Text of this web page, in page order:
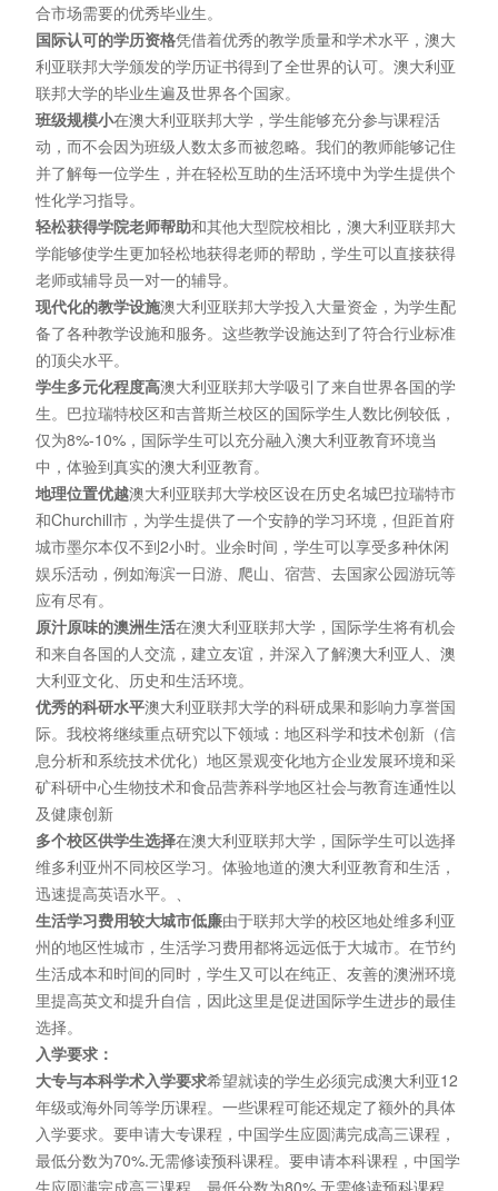
合市场需要的优秀毕业生。
国际认可的学历资格凭借着优秀的教学质量和学术水平，澳大
利亚联邦大学颁发的学历证书得到了全世界的认可。澳大利亚
联邦大学的毕业生遍及世界各个国家。
班级规模小在澳大利亚联邦大学，学生能够充分参与课程活
动，而不会因为班级人数太多而被忽略。我们的教师能够记住
并了解每一位学生，并在轻松互助的生活环境中为学生提供个
性化学习指导。
轻松获得学院老师帮助和其他大型院校相比，澳大利亚联邦大
学能够使学生更加轻松地获得老师的帮助，学生可以直接获得
老师或辅导员一对一的辅导。
现代化的教学设施澳大利亚联邦大学投入大量资金，为学生配
备了各种教学设施和服务。这些教学设施达到了符合行业标准
的顶尖水平。
学生多元化程度高澳大利亚联邦大学吸引了来自世界各国的学
生。巴拉瑞特校区和吉普斯兰校区的国际学生人数比例较低，
仅为8%-10%，国际学生可以充分融入澳大利亚教育环境当
中，体验到真实的澳大利亚教育。
地理位置优越澳大利亚联邦大学校区设在历史名城巴拉瑞特市
和Churchill市，为学生提供了一个安静的学习环境，但距首府
城市墨尔本仅不到2小时。业余时间，学生可以享受多种休闲
娱乐活动，例如海滨一日游、爬山、宿营、去国家公园游玩等
应有尽有。
原汁原味的澳洲生活在澳大利亚联邦大学，国际学生将有机会
和来自各国的人交流，建立友谊，并深入了解澳大利亚人、澳
大利亚文化、历史和生活环境。
优秀的科研水平澳大利亚联邦大学的科研成果和影响力享誉国
际。我校将继续重点研究以下领域：地区科学和技术创新（信
息分析和系统技术优化）地区景观变化地方企业发展环境和采
矿科研中心生物技术和食品营养科学地区社会与教育连通性以
及健康创新
多个校区供学生选择在澳大利亚联邦大学，国际学生可以选择
维多利亚州不同校区学习。体验地道的澳大利亚教育和生活，
迅速提高英语水平。、
生活学习费用较大城市低廉由于联邦大学的校区地处维多利亚
州的地区性城市，生活学习费用都将远远低于大城市。在节约
生活成本和时间的同时，学生又可以在纯正、友善的澳洲环境
里提高英文和提升自信，因此这里是促进国际学生进步的最佳
选择。
入学要求：
大专与本科学术入学要求希望就读的学生必须完成澳大利亚12
年级或海外同等学历课程。一些课程可能还规定了额外的具体
入学要求。要申请大专课程，中国学生应圆满完成高三课程，
最低分数为70%.无需修读预科课程。要申请本科课程，中国学